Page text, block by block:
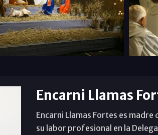
Encarni Llamas
Encarni Llamas Fortes es
su labor profesional en la